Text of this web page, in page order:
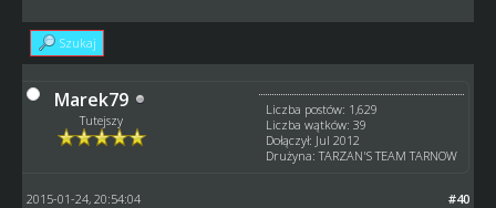
Szukaj
Marek79
Tutejszy
Liczba postów: 1,629
Liczba wątków: 39
Dołączył: Jul 2012
Drużyna: TARZAN'S TEAM TARNOW
#40
2015-01-24, 20:54:04